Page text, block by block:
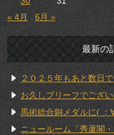
« 4月
6月 »
最新の
２０２５年もあと数日
お久しブリーフでござい
馬術総合銅メダルに( ；
ニュールーム「秀蘆閣